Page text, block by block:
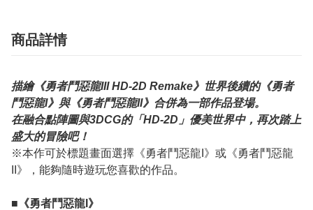
商品詳情
描繪《勇者鬥惡龍III HD-2D Remake》世界後續的《勇者
鬥惡龍I》與《勇者鬥惡龍II》合併為一部作品登場。
在融合點陣圖與3DCG的「HD-2D」優美世界中，再次踏上
盛大的冒險吧！
※本作可於標題畫面選擇《勇者鬥惡龍I》或《勇者鬥惡龍
II》，能夠隨時遊玩您喜歡的作品。
■《勇者鬥惡龍I》